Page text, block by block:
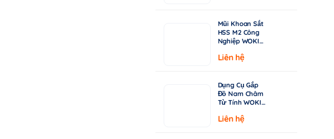
Cứng
Mũi Khoan Sắt
HSS M2 Công
Nghiệp WOKIN
| Tiêu Chuẩn
Liên hệ
Dụng Cụ Gắp
Đồ Nam Châm
Từ Tính WOKIN
Rút Dài 130-
Liên hệ